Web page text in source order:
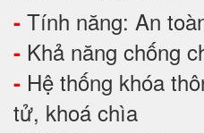
- Tính năng: An
- Khả năng chống
- Hệ thống khóa
tử, khoá chìa